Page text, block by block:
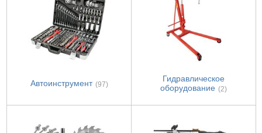
Автоинструмент (97)
Гидравлическое
оборудование (2)